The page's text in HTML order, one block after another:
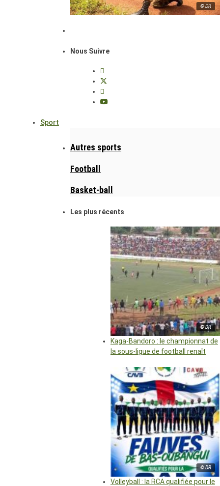
© DR
Nous Suivre
Sport
Autres sports
Football
Basket-ball
Les plus récents
© DR
Kaga-Bandoro : le championnat de
la sous-ligue de football renaît
© DR
Volleyball : la RCA qualifiée pour le